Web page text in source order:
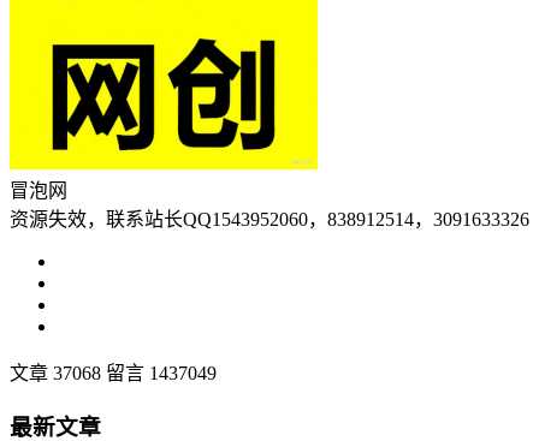
冒泡网
资源失效，联系站长QQ1543952060，838912514，3091633326
文章 37068 留言 1437049
最新文章